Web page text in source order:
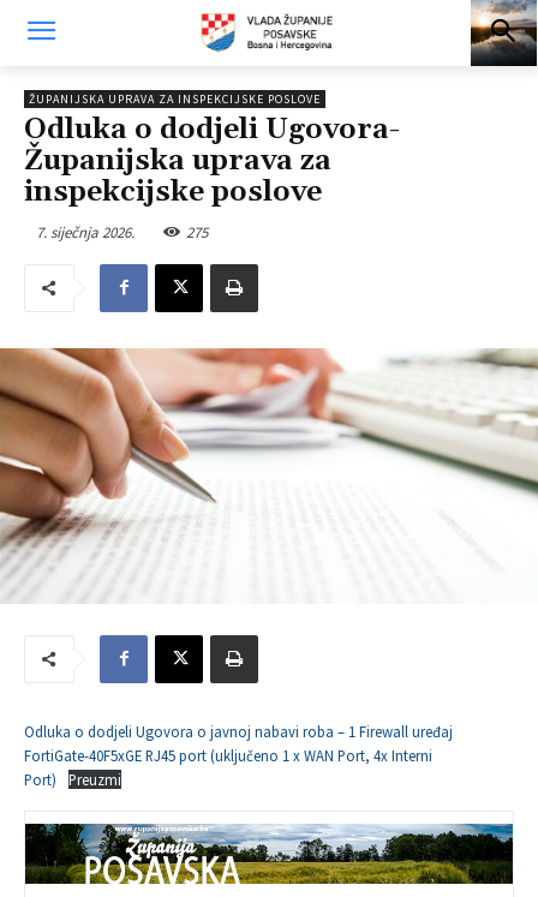
ŽUPANIJSKA UPRAVA ZA INSPEKCIJSKE POSLOVE
Odluka o dodjeli Ugovora-
Županijska uprava za
inspekcijske poslove
7. siječnja 2026. 275
Odluka o dodjeli Ugovora o javnoj nabavi roba – 1 Firewall uređaj
FortiGate-40F5xGE RJ45 port (uključeno 1 x WAN Port, 4x Interni
Port)
Preuzmi